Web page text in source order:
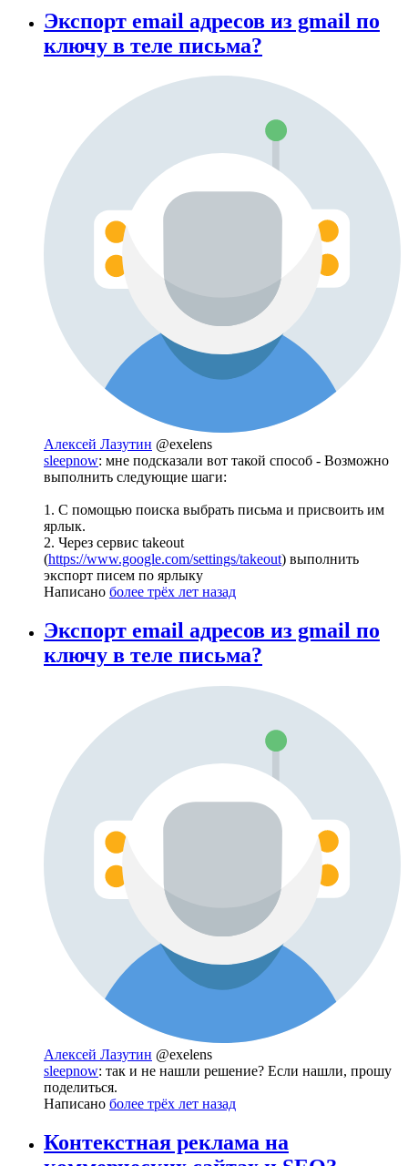
Экспорт email адресов из gmail по
ключу в теле письма?
Алексей Лазутин @exelens
sleepnow: мне подсказали вот такой способ - Возможно
выполнить следующие шаги:
1. С помощью поиска выбрать письма и присвоить им
ярлык.
2. Через сервис takeout
(https://www.google.com/settings/takeout) выполнить
экспорт писем по ярлыку
Написано более трёх лет назад
Экспорт email адресов из gmail по
ключу в теле письма?
Алексей Лазутин @exelens
sleepnow: так и не нашли решение? Если нашли, прошу
поделиться.
Написано более трёх лет назад
Контекстная реклама на